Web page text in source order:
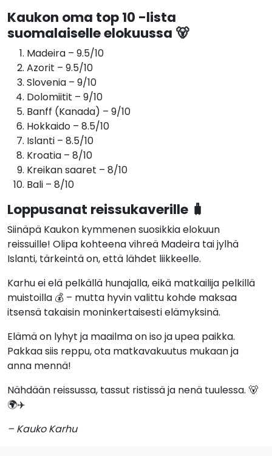
Kaukon oma top 10 -lista
suomalaiselle elokuussa 🐻
Madeira – 9.5/10
Azorit – 9.5/10
Slovenia – 9/10
Dolomiitit – 9/10
Banff (Kanada) – 9/10
Hokkaido – 8.5/10
Islanti – 8.5/10
Kroatia – 8/10
Kreikan saaret – 8/10
Bali – 8/10
Loppusanat reissukaverille 🧳
Siinäpä Kaukon kymmenen suosikkia elokuun
reissuille! Olipa kohteena vihreä Madeira tai jylhä
Islanti, tärkeintä on, että lähdet liikkeelle.
Karhu ei elä pelkällä hunajalla, eikä matkailija pelkillä
muistoilla 💰 – mutta hyvin valittu kohde maksaa
itsensä takaisin moninkertaisesti elämyksinä.
Elämä on lyhyt ja maailma on iso ja upea paikka.
Pakkaa siis reppu, ota matkavakuutus mukaan ja
anna mennä!
Nähdään reissussa, tassut ristissä ja nenä tuulessa. 🐻
🌍✈️
– Kauko Karhu